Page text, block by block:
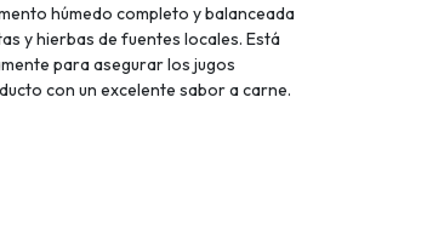
húmedo completo y balanceada
y hierbas de fuentes locales. Está
para asegurar los jugos
con un excelente sabor a carne.